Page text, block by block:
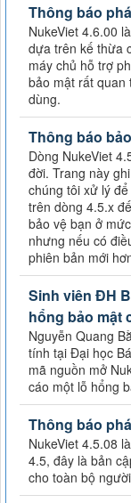
Thông báo
NukeViet 4.6.00
dựa trên kế thừa
máy chủ hỗ trợ
bảo mật rất quan
dùng.
Thông báo
Dòng NukeViet
đời. Trang này
chúng tôi xử lý
trên dòng 4.5.x
bảo vệ bạn ở
nhưng nếu có
phiên bản mới
Sinh viên ĐH
hổng bảo mật
Nguyễn Quang
tính tại Đại học
mã nguồn mở
cáo một lỗ hổng
Thông báo
NukeViet 4.5.08
4.5, đây là bản
cho toàn bộ